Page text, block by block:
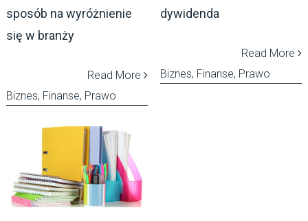
sposób na wyróżnienie
się w branży
Read More
Biznes, Finanse, Prawo
dywidenda
Read More
Biznes, Finanse, Prawo